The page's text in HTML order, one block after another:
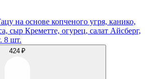
на основе копченого угря, канико,
сыр Креметте, огурец, салат Айсберг,
8 шт.
424 ₽